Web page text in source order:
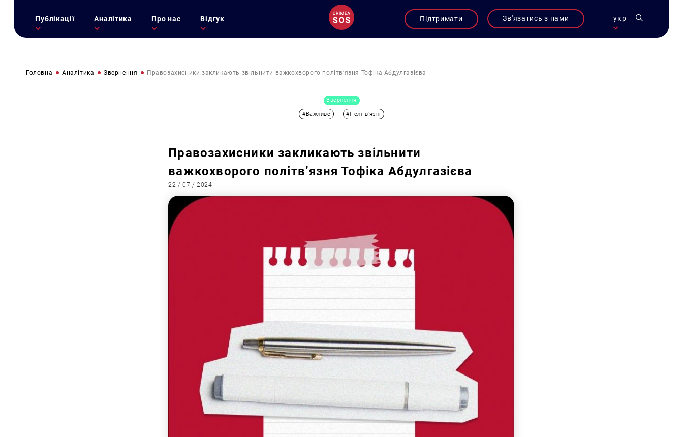
Публікації Аналітика Про нас Відгук Підтримати Зв'язатись з нами укр
Головна Аналітика Звернення Правозахисники закликають звільнити важкохворого політв’язня Тофіка Абдулгазієва
Звернення
#Важливо #Політв'язні
Правозахисники закликають звільнити
важкохворого політв’язня Тофіка Абдулгазієва
22 / 07 / 2024